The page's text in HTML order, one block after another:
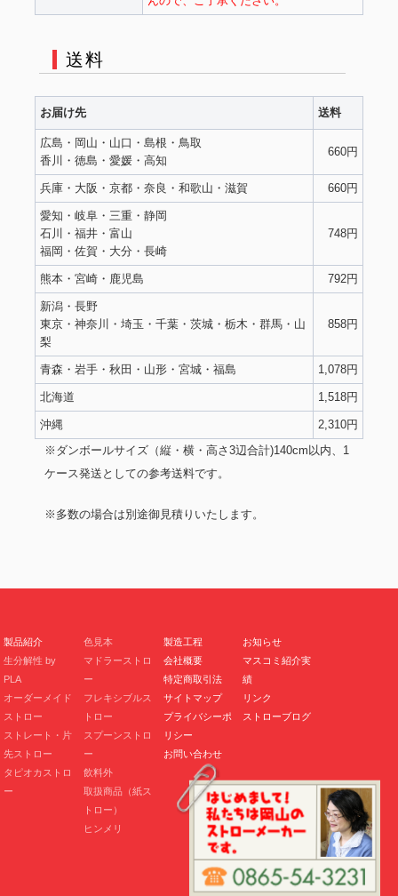
送料
お届け先 送料
広島・岡山・山口・島根・鳥取
香川・徳島・愛媛・高知
660円
兵庫・大阪・京都・奈良・和歌山・滋賀 660円
愛知・岐阜・三重・静岡
石川・福井・富山
福岡・佐賀・大分・長崎
748円
熊本・宮崎・鹿児島 792円
新潟・長野
東京・神奈川・埼玉・千葉・茨城・栃木・群馬・山
梨
858円
青森・岩手・秋田・山形・宮城・福島 1,078円
北海道 1,518円
沖縄
2,310円
※ダンボールサイズ（縦・横・高さ3辺合計)140cm以内、1
ケース発送としての参考送料です。
※多数の場合は別途御見積りいたします。
製品紹介
生分解性 by
PLA
オーダーメイド
ストロー
ストレート・片
先ストロー
タピオカストロ
ー
色見本
マドラーストロ
ー
フレキシブルス
トロー
スプーンストロ
ー
飲料外
取扱商品（紙ス
トロー）
ヒンメリ
製造工程
会社概要
特定商取引法
サイトマップ
プライバシーポ
リシー
お問い合わせ
お知らせ
マスコミ紹介実
績
リンク
ストローブログ